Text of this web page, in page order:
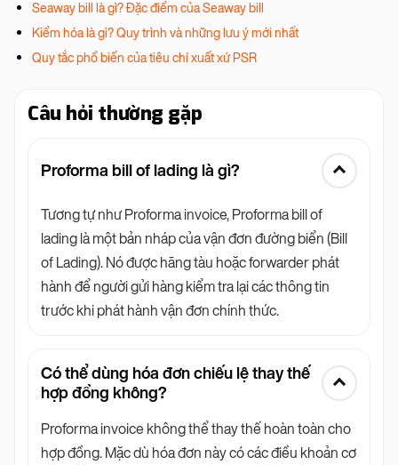
Seaway bill là gì? Đặc điểm của Seaway bill
Kiểm hóa là gì? Quy trình và những lưu ý mới nhất
Quy tắc phổ biến của tiêu chí xuất xứ PSR
Câu hỏi thường gặp
Proforma bill of lading là gì?
Tương tự như Proforma invoice, Proforma bill of
lading là một bản nháp của vận đơn đường biển (Bill
of Lading). Nó được hãng tàu hoặc forwarder phát
hành để người gửi hàng kiểm tra lại các thông tin
trước khi phát hành vận đơn chính thức.
Có thể dùng hóa đơn chiếu lệ thay thế
hợp đồng không?
Proforma invoice không thể thay thế hoàn toàn cho
hợp đồng. Mặc dù hóa đơn này có các điều khoản cơ